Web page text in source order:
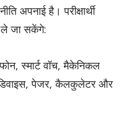
अपनाई है। परीक्षार्थी
ले जा सकेंगे:
स्मार्ट वॉच, मैकेनिकल
पेजर, कैलकुलेटर और